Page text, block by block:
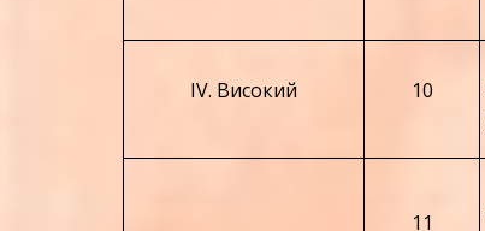
IV. Високий 10
11